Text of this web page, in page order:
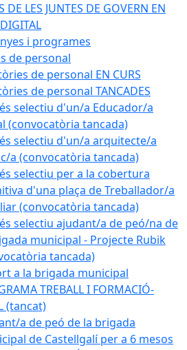
DE LES JUNTES DE GOVERN EN
i programes
de personal
de personal EN CURS
de personal TANCADES
selectiu d'un/a Educador/a
(convocatòria tancada)
selectiu d'un/a arquitecte/a
a (convocatòria tancada)
selectiu per a la cobertura
d'una plaça de Treballador/a
(convocatòria tancada)
selectiu ajudant/a de peó/na de
municipal - Projecte Rubik
tancada)
a la brigada municipal
TREBALL I FORMACIÓ-
(tancat)
a de peó de la brigada
de Castellgalí per a 6 mesos